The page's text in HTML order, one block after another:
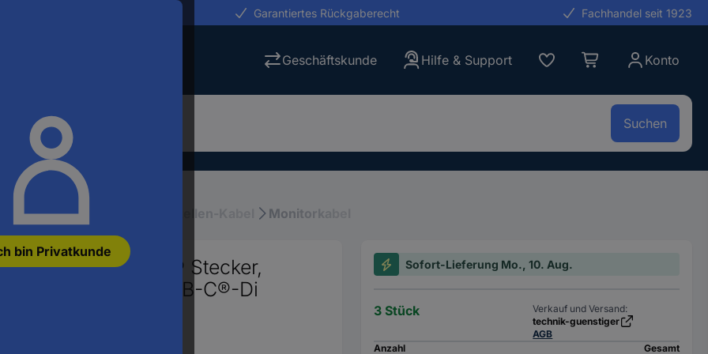
bin Privatkunde
Garantiertes Rückgaberecht Fachhandel seit 1923
Geschäftskunde Hilfe & Support Konto
Suchen
Adapter & Hubs Schnittstellen-Kabel Monitorkabel
USB-C® Stecker,
152471 Slimline USB-C®-Di
Sofort-Lieferung Mo., 10. Aug.
3 Stück
Verkauf und Versand:
technik-guenstiger
AGB
Anzahl
Gesamt